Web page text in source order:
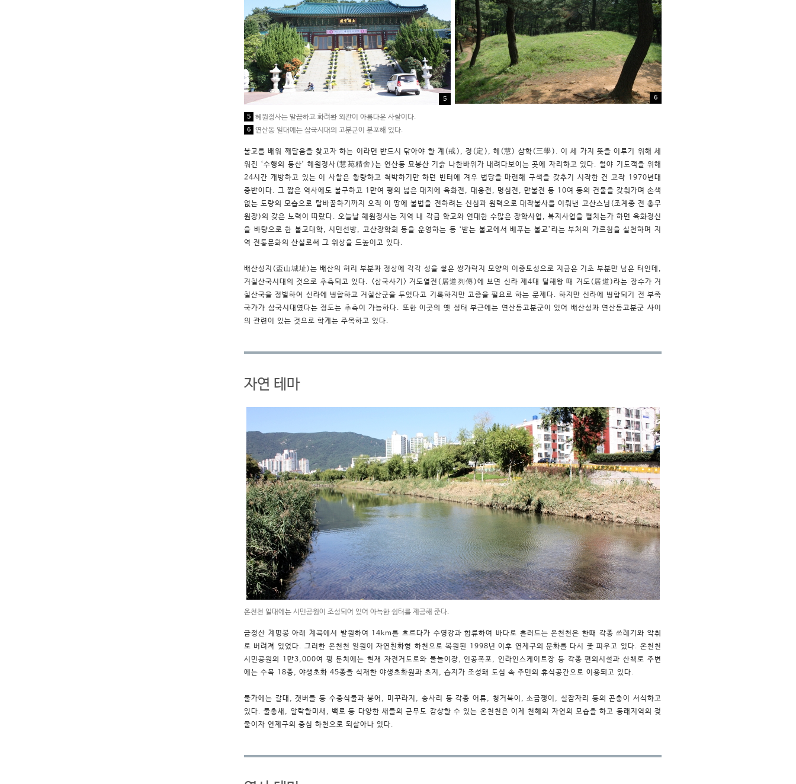
5 6
5 혜원정사는 말끔하고 화려환 외관이 아름다운 사찰이다.
6 연산동 일대에는 삼국시대의 고분군이 분포해 있다.
불교를 배워 깨달음을 찾고자 하는 이라면 반드시 닦아야 할 계(戒), 정(定), 혜(慧) 삼학(三學). 이 세 가지 뜻을 이루기 위해 세
워진 ‘수행의 동산’ 혜원정사(慧苑精舍)는 연산동 묘봉산 기슭 나한바위가 내려다보이는 곳에 자리하고 있다. 철야 기도객을 위해
24시간 개방하고 있는 이 사찰은 황량하고 척박하기만 하던 빈터에 겨우 법당을 마련해 구색을 갖추기 시작한 건 고작 1970년대
중반이다. 그 짧은 역사에도 불구하고 1만여 평의 넓은 대지에 육화전, 대웅전, 명심전, 만불전 등 10여 동의 건물을 갖춰가며 손색
없는 도량의 모습으로 탈바꿈하기까지 오직 이 땅에 불법을 전하려는 신심과 원력으로 대작불사를 이뤄낸 고산스님(조계종 전 총무
원장)의 갖은 노력이 따랐다. 오늘날 혜원정사는 지역 내 각급 학교와 연대한 수많은 장학사업, 복지사업을 펼치는가 하면 육화정신
을 바탕으로 한 불교대학, 시민선방, 고산장학회 등을 운영하는 등 ‘받는 불교에서 베푸는 불교’라는 부처의 가르침을 실천하며 지
역 전통문화의 산실로써 그 위상을 드높이고 있다.
배산성지(盃山城址)는 배산의 허리 부분과 정상에 각각 성을 쌓은 쌍가락지 모양의 이중토성으로 지금은 기초 부분만 남은 터인데,
거칠산국시대의 것으로 추측되고 있다. <삼국사기> 거도열전(居道列傳)에 보면 신라 제4대 탈해왕 때 거도(居道)라는 장수가 거
칠산국을 정벌하여 신라에 병합하고 거칠산군을 두었다고 기록하지만 고증을 필요로 하는 문제다. 하지만 신라에 병합되기 전 부족
국가가 삼국시대였다는 정도는 추측이 가능하다. 또한 이곳의 옛 성터 부근에는 연산동고분군이 있어 배산성과 연산동고분군 사이
의 관련이 있는 것으로 학계는 주목하고 있다.
자연 테마
온천천 일대에는 시민공원이 조성되어 있어 아늑한 쉼터를 제공해 준다.
금정산 계명봉 아래 계곡에서 발원하여 14km를 흐르다가 수영강과 합류하여 바다로 흘러드는 온천천은 한때 각종 쓰레기와 악취
로 버려져 있었다. 그러한 온천천 일원이 자연친화형 하천으로 복원된 1998년 이후 연제구의 문화를 다시 꽃 피우고 있다. 온천천
시민공원의 1만3,000여 평 둔치에는 현재 자전거도로와 물놀이장, 인공폭포, 인라인스케이트장 등 각종 편의시설과 산책로 주변
에는 수목 18종, 야생초화 45종을 식재한 야생초화원과 초지, 습지가 조성돼 도심 속 주민의 휴식공간으로 이용되고 있다.
물가에는 갈대, 갯버들 등 수중식물과 붕어, 미꾸라지, 송사리 등 각종 어류, 청거북이, 소금쟁이, 실잠자리 등의 곤충이 서식하고
있다. 물총새, 알락할미새, 백로 등 다양한 새들의 군무도 감상할 수 있는 온천천은 이제 천혜의 자연의 모습을 하고 동래지역의 젖
줄이자 연제구의 중심 하천으로 되살아나 있다.